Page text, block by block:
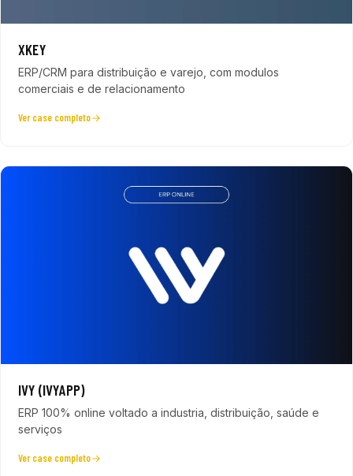
XKEY
ERP/CRM para distribuição e varejo, com modulos
comerciais e de relacionamento
Ver case completo
IVY (IVYAPP)
ERP 100% online voltado a industria, distribuição, saúde e
serviços
Ver case completo